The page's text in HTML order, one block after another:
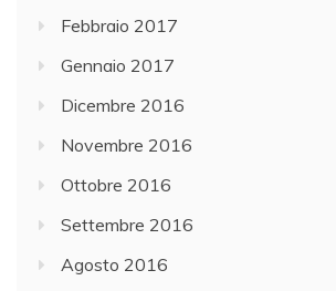
Febbraio 2017
Gennaio 2017
Dicembre 2016
Novembre 2016
Ottobre 2016
Settembre 2016
Agosto 2016